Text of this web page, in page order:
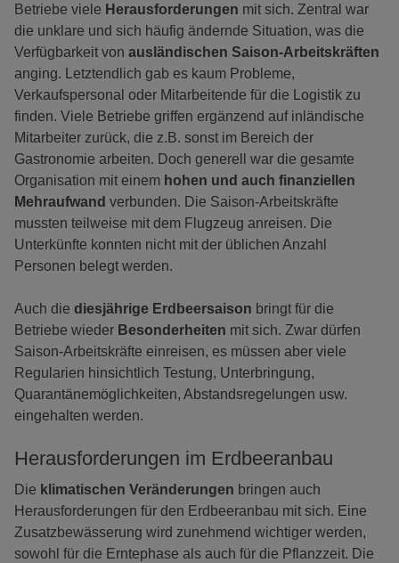
Betriebe viele Herausforderungen mit sich. Zentral war
die unklare und sich häufig ändernde Situation, was die
Verfügbarkeit von ausländischen Saison-Arbeitskräften
anging. Letztendlich gab es kaum Probleme,
Verkaufspersonal oder Mitarbeitende für die Logistik zu
finden. Viele Betriebe griffen ergänzend auf inländische
Mitarbeiter zurück, die z.B. sonst im Bereich der
Gastronomie arbeiten. Doch generell war die gesamte
Organisation mit einem hohen und auch finanziellen
Mehraufwand verbunden. Die Saison-Arbeitskräfte
mussten teilweise mit dem Flugzeug anreisen. Die
Unterkünfte konnten nicht mit der üblichen Anzahl
Personen belegt werden.
Auch die diesjährige Erdbeersaison bringt für die
Betriebe wieder Besonderheiten mit sich. Zwar dürfen
Saison-Arbeitskräfte einreisen, es müssen aber viele
Regularien hinsichtlich Testung, Unterbringung,
Quarantänemöglichkeiten, Abstandsregelungen usw.
eingehalten werden.
Herausforderungen im Erdbeeranbau
Die klimatischen Veränderungen bringen auch
Herausforderungen für den Erdbeeranbau mit sich. Eine
Zusatzbewässerung wird zunehmend wichtiger werden,
sowohl für die Erntephase als auch für die Pflanzzeit. Die